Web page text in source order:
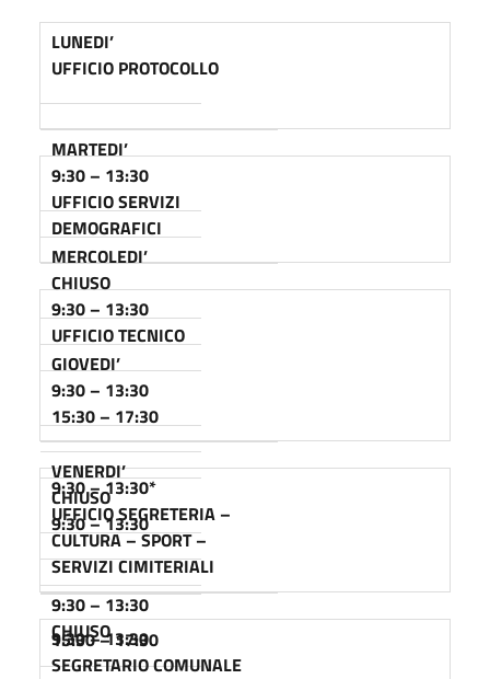
LUNEDI’
MARTEDI’
MERCOLEDI’
GIOVEDI’
VENERDI’
UFFICIO PROTOCOLLO
9:30 – 13:30
CHIUSO
9:30 – 13:30
CHIUSO
9:30 – 13:30
UFFICIO SERVIZI
DEMOGRAFICI
9:30 – 13:30
15:30 – 17:30
9:30 – 13:30
CHIUSO
UFFICIO TECNICO
9:30 – 13:30*
15:30 – 17:30
UFFICIO SEGRETERIA –
CULTURA – SPORT –
SERVIZI CIMITERIALI
9:30 – 13:30
SEGRETARIO COMUNALE